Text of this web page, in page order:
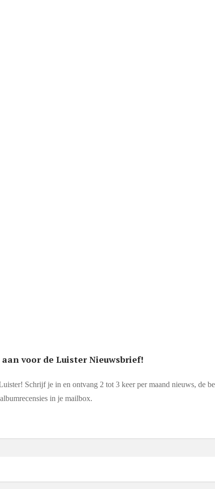
voor de Luister Nieuwsbrief!
Schrijf je in en ontvang 2 tot 3 keer per maand nieuws, de
in je mailbox.